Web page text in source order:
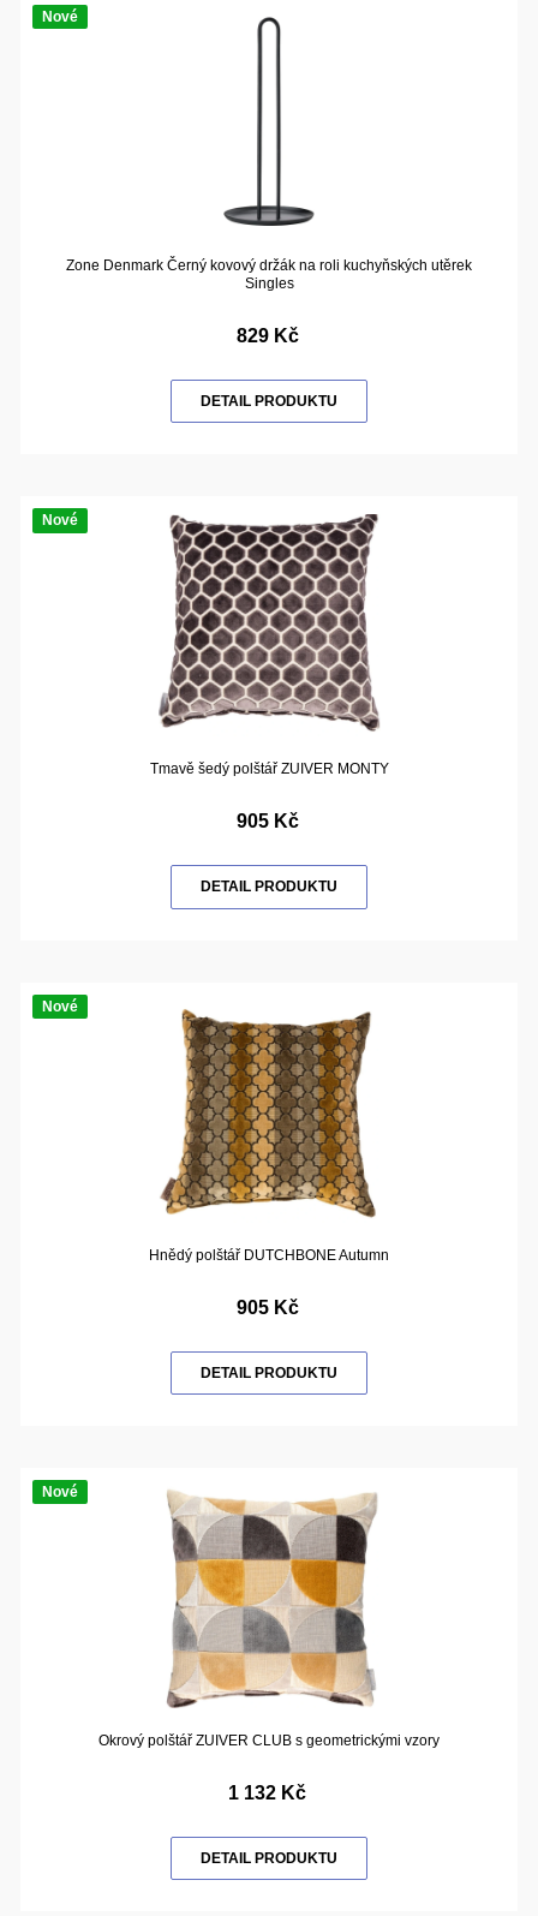
Nové
Zone Denmark Černý kovový držák na roli kuchyňských utěrek
Singles
829 Kč
DETAIL PRODUKTU
Nové
Tmavě šedý polštář ZUIVER MONTY
905 Kč
DETAIL PRODUKTU
Nové
Hnědý polštář DUTCHBONE Autumn
905 Kč
DETAIL PRODUKTU
Nové
Okrový polštář ZUIVER CLUB s geometrickými vzory
1 132 Kč
DETAIL PRODUKTU